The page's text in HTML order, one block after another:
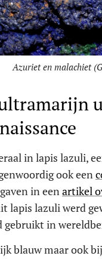
Azuriet en malachiet
in lapis lazuli,
ook een
in een artikel
lapis lazuli werd
gebruikt in
blauw maar ook